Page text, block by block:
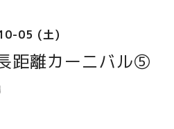
05 (土)
距離カーニバル⑤